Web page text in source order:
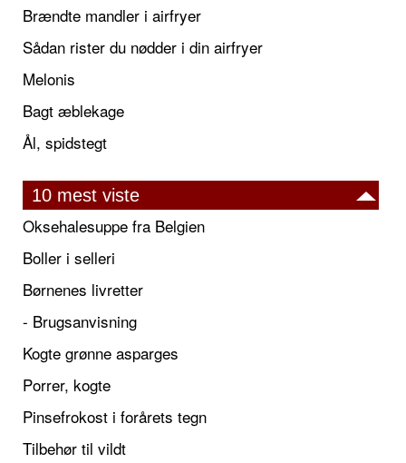
Brændte mandler i airfryer
Sådan rister du nødder i din airfryer
Melonis
Bagt æblekage
Ål, spidstegt
10 mest viste
Oksehalesuppe fra Belgien
Boller i selleri
Børnenes livretter
- Brugsanvisning
Kogte grønne asparges
Porrer, kogte
Pinsefrokost i forårets tegn
Tilbehør til vildt